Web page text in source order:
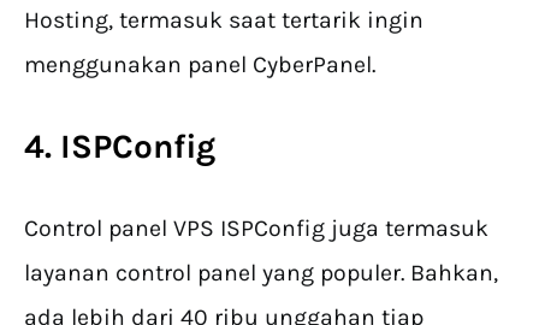
Hosting, termasuk saat tertarik ingin
menggunakan panel CyberPanel.
4. ISPConfig
Control panel VPS ISPConfig juga termasuk
layanan control panel yang populer. Bahkan,
ada lebih dari 40 ribu unggahan tiap